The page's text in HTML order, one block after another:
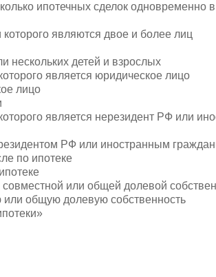
ипотечных сделок одновременно
являются двое и более лиц
нескольких детей и взрослых
является юридическое лицо
лицо
является нерезидент РФ или
РФ или иностранным
по ипотеке
или общей долевой
общую долевую собственность